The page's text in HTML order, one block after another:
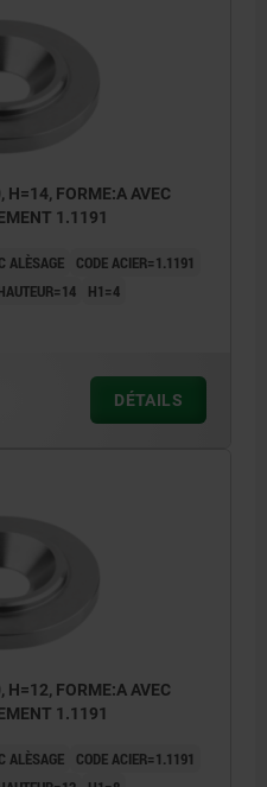
H=14, FORME:A AVEC
1.1191
ALÈSAGE
CODE ACIER=1.1191
H1=4
DÉTAILS
H=12, FORME:A AVEC
1.1191
ALÈSAGE
CODE ACIER=1.1191